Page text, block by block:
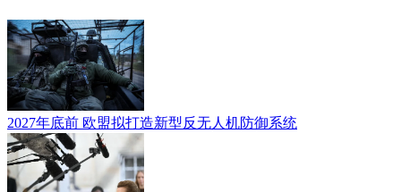
2027年底前 欧盟拟打造新型反无人机防御系统